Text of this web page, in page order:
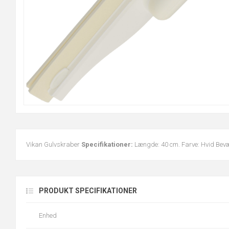
Vikan Gulvskraber Specifikationer: Længde: 40 cm. Farve: Hvid
PRODUKT SPECIFIKATIONER
Enhed